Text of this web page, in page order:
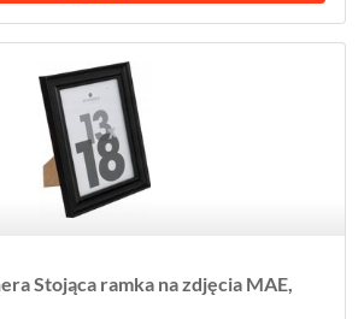
Stojąca ramka na zdjęcia MAE,